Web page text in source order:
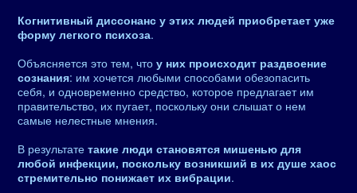
Когнитивный диссонанс у этих людей приобретает уже
форму легкого психоза.
Объясняется это тем, что у них происходит раздвоение
сознания: им хочется любыми способами обезопасить
себя, и одновременно средство, которое предлагает им
правительство, их пугает, поскольку они слышат о нем
самые нелестные мнения.
В результате такие люди становятся мишенью для
любой инфекции, поскольку возникший в их душе хаос
стремительно понижает их вибрации.